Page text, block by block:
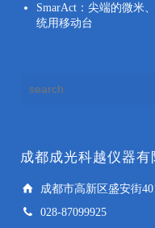
SmarAct：尖端的微米
统用移动台
成都成光科越仪器有
成都市高新区盛安街
028-87099925